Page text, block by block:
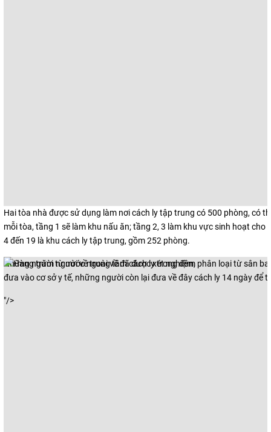
Hai tòa nhà được sử dụng làm nơi cách ly tập trung có 500 phòng, có
mỗi tòa, tầng 1 sẽ làm khu nấu ăn; tầng 2, 3 làm khu vực sinh hoạt cho
4 đến 19 là khu cách ly tập trung, gồm 252 phòng.
Những người từ nước ngoài về đã được xét nghiệm, phân loại từ sân
đưa vào cơ sở y tế, những người còn lại đưa về đây cách ly 14 ngày để
"/>